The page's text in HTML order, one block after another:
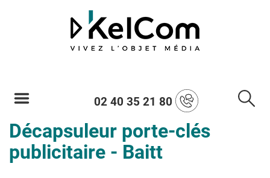
02 40 35 21 80
Décapsuleur porte-clés
publicitaire - Baitt